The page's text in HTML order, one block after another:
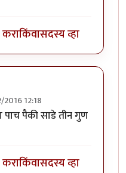
किंवासदस्य व्हा
12:18
पैकी साडे तीन गुण
किंवासदस्य व्हा